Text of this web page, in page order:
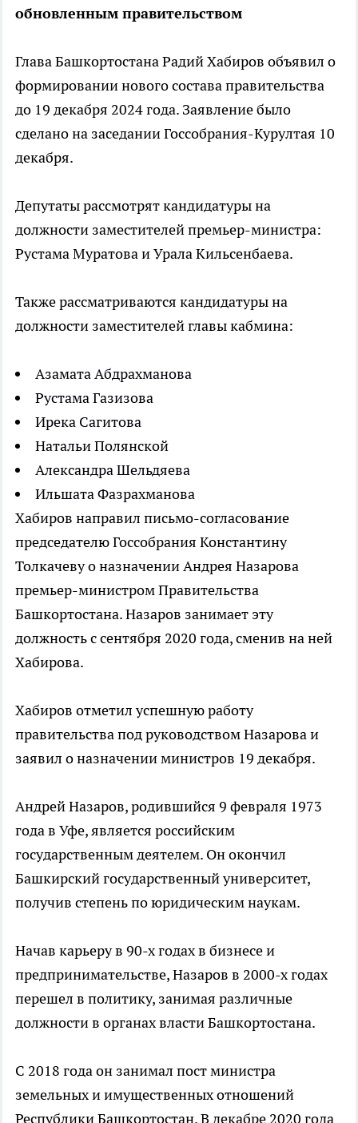
обновленным правительством
Глава Башкортостана Радий Хабиров объявил о
формировании нового состава правительства
до 19 декабря 2024 года. Заявление было
сделано на заседании Госсобрания-Курултая 10
декабря.
Депутаты рассмотрят кандидатуры на
должности заместителей премьер-министра:
Рустама Муратова и Урала Кильсенбаева.
Также рассматриваются кандидатуры на
должности заместителей главы кабмина:
Азамата Абдрахманова
Рустама Газизова
Ирека Сагитова
Натальи Полянской
Александра Шельдяева
Ильшата Фазрахманова
Хабиров направил письмо-согласование
председателю Госсобрания Константину
Толкачеву о назначении Андрея Назарова
премьер-министром Правительства
Башкортостана. Назаров занимает эту
должность с сентября 2020 года, сменив на ней
Хабирова.
Хабиров отметил успешную работу
правительства под руководством Назарова и
заявил о назначении министров 19 декабря.
Андрей Назаров, родившийся 9 февраля 1973
года в Уфе, является российским
государственным деятелем. Он окончил
Башкирский государственный университет,
получив степень по юридическим наукам.
Начав карьеру в 90-х годах в бизнесе и
предпринимательстве, Назаров в 2000-х годах
перешел в политику, занимая различные
должности в органах власти Башкортостана.
С 2018 года он занимал пост министра
земельных и имущественных отношений
Республики Башкортостан. В декабре 2020 года